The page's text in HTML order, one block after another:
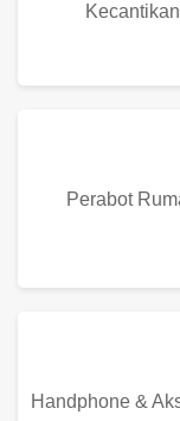
Kecantikan
Perabot
Handphone &